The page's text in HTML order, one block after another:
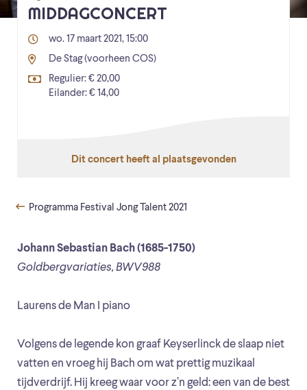
Johann Sebastian Bach (1685-1750)
Goldbergvariaties, BWV988
Laurens de Man I piano
Volgens de legende kon graaf Keyserlinck de slaap niet
vatten en vroeg hij Bach om wat prettig muzikaal
tijdverdrijf. Hij kreeg waar voor z’n geld: een van de best
MIDDAGCONCERT
wo. 17 maart 2021, 15:00
De Stag (voorheen COS)
Regulier: € 20,00
Eilander: € 14,00
Dit concert heeft al plaatsgevonden
Programma Festival Jong Talent 2021